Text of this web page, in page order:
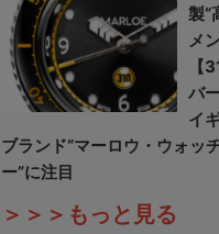
製“
メ
【
バ
イ
ブランド“マーロウ・ウォッ
ー”に注目
＞＞＞もっと見る